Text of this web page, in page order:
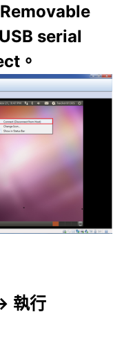
serial
。
執行